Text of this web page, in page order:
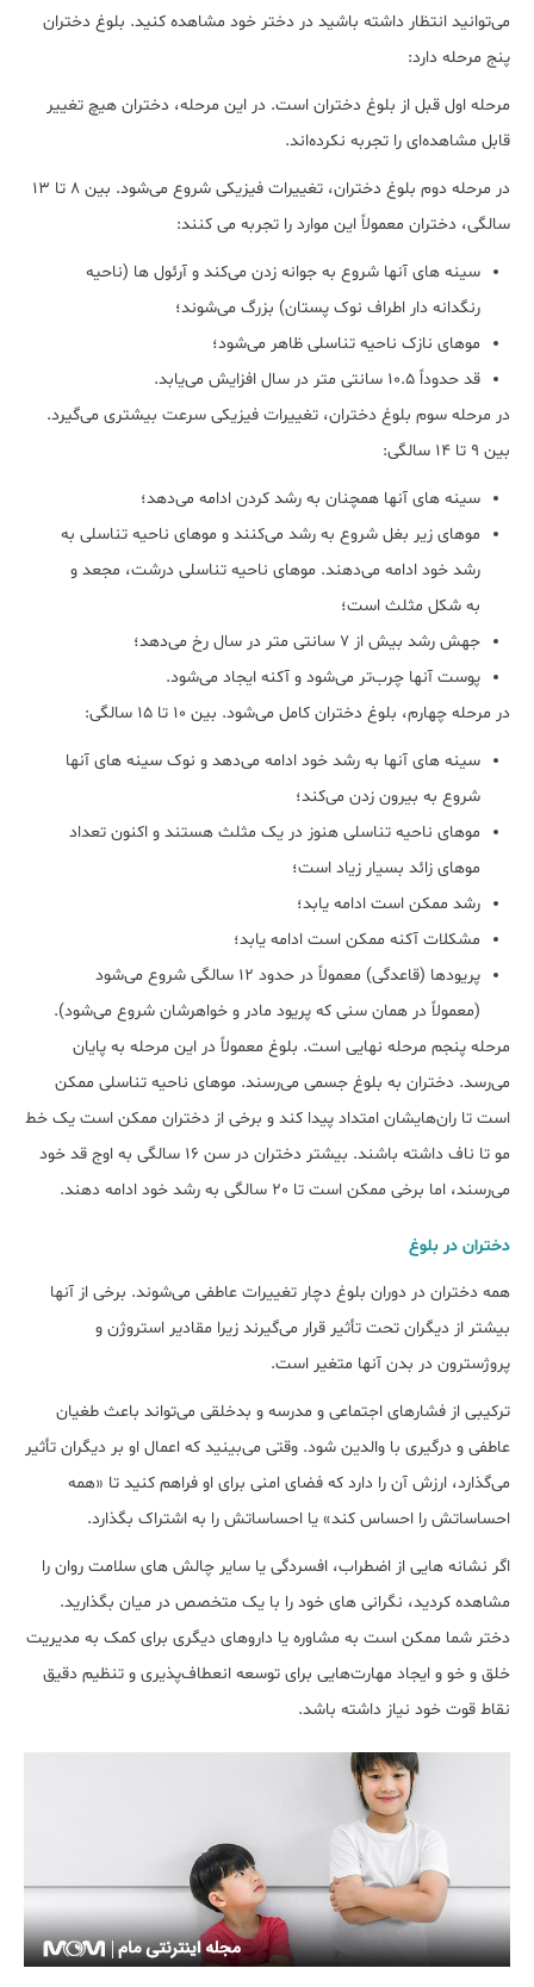
می‌توانید انتظار داشته باشید در دختر خود مشاهده کنید. بلوغ دختران
پنج مرحله دارد:
مرحله اول قبل از بلوغ دختران است. در این مرحله، دختران هیچ تغییر
قابل مشاهده‌ای را تجربه نکرده‌اند.
در مرحله دوم بلوغ دختران، تغییرات فیزیکی شروع می‌شود. بین 8 تا 13
سالگی، دختران معمولاً این موارد را تجربه می کنند:
سینه های آنها شروع به جوانه زدن می‌کند و آرئول ها (ناحیه
رنگدانه دار اطراف نوک پستان) بزرگ می‌شوند؛
موهای نازک ناحیه تناسلی ظاهر می‌شود؛
قد حدوداً 10.5 سانتی متر در سال افزایش می‌یابد.
در مرحله سوم بلوغ دختران، تغییرات فیزیکی سرعت بیشتری می‌گیرد.
بین 9 تا 14 سالگی:
سینه های آنها همچنان به رشد کردن ادامه می‌دهد؛
موهای زیر بغل شروع به رشد می‌کنند و موهای ناحیه تناسلی به
رشد خود ادامه می‌دهند. موهای ناحیه تناسلی درشت، مجعد و
به شکل مثلث است؛
جهش رشد بیش از 7 سانتی متر در سال رخ می‌دهد؛
پوست آنها چرب‌تر می‌شود و آکنه ایجاد می‌شود.
در مرحله چهارم، بلوغ دختران کامل می‌شود. بین 10 تا 15 سالگی:
سینه های آنها به رشد خود ادامه می‌دهد و نوک سینه های آنها
شروع به بیرون زدن می‌کند؛
موهای ناحیه تناسلی هنوز در یک مثلث هستند و اکنون تعداد
موهای زائد بسیار زیاد است؛
رشد ممکن است ادامه یابد؛
مشکلات آکنه ممکن است ادامه یابد؛
پریودها (قاعدگی) معمولاً در حدود 12 سالگی شروع می‌شود
(معمولاً در همان سنی که پریود مادر و خواهرشان شروع می‌شود).
مرحله پنجم مرحله نهایی است. بلوغ معمولاً در این مرحله به پایان
می‌رسد. دختران به بلوغ جسمی می‌رسند. موهای ناحیه تناسلی ممکن
است تا ران‌هایشان امتداد پیدا کند و برخی از دختران ممکن است یک خط
مو تا ناف داشته باشند. بیشتر دختران در سن 16 سالگی به اوج قد خود
می‌رسند، اما برخی ممکن است تا 20 سالگی به رشد خود ادامه دهند.
دختران در بلوغ
همه دختران در دوران بلوغ دچار تغییرات عاطفی می‌شوند. برخی از آنها
بیشتر از دیگران تحت تأثیر قرار می‌گیرند زیرا مقادیر استروژن و
پروژسترون در بدن آنها متغیر است.
ترکیبی از فشارهای اجتماعی و مدرسه و بدخلقی می‌تواند باعث طغیان
عاطفی و درگیری با والدین شود. وقتی می‌بینید که اعمال او بر دیگران تأثیر
می‌گذارد، ارزش آن را دارد که فضای امنی برای او فراهم کنید تا «همه
احساساتش را احساس کند» یا احساساتش را به اشتراک بگذارد.
اگر نشانه هایی از اضطراب، افسردگی یا سایر چالش های سلامت روان را
مشاهده کردید، نگرانی های خود را با یک متخصص در میان بگذارید.
دختر شما ممکن است به مشاوره یا داروهای دیگری برای کمک به مدیریت
خلق و خو و ایجاد مهارت‌هایی برای توسعه انعطاف‌پذیری و تنظیم دقیق
نقاط قوت خود نیاز داشته باشد.